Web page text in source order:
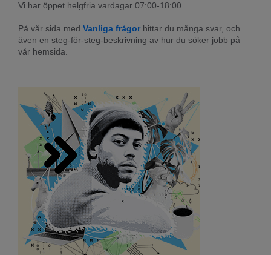
Vi har öppet helgfria vardagar 07:00-18:00.
På vår sida med Vanliga frågor hittar du många svar, och
även en steg-för-steg-beskrivning av hur du söker jobb på
vår hemsida.